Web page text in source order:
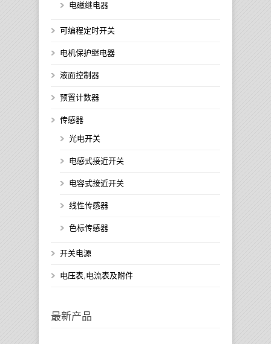
电磁继电器
可编程定时开关
电机保护继电器
液面控制器
预置计数器
传感器
光电开关
电感式接近开关
电容式接近开关
线性传感器
色标传感器
开关电源
电压表,电流表及附件
最新产品